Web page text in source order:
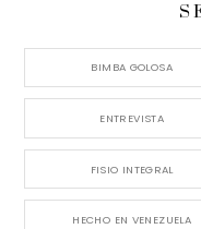
BIMBA GOLOSA
ENTREVISTA
FISIO INTEGRAL
HECHO EN VENEZUELA